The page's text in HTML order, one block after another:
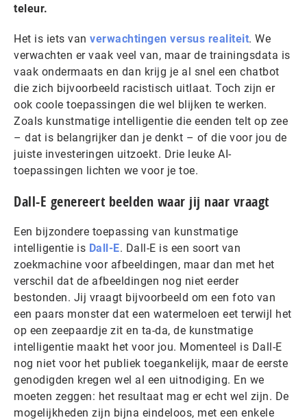
teleur.
Het is iets van verwachtingen versus realiteit. We
verwachten er vaak veel van, maar de trainingsdata is
vaak ondermaats en dan krijg je al snel een chatbot
die zich bijvoorbeeld racistisch uitlaat. Toch zijn er
ook coole toepassingen die wel blijken te werken.
Zoals kunstmatige intelligentie die eenden telt op zee
­– dat is belangrijker dan je denkt – of die voor jou de
juiste investeringen uitzoekt. Drie leuke AI-
toepassingen lichten we voor je toe.
Dall-E genereert beelden waar jij naar vraagt
Een bijzondere toepassing van kunstmatige
intelligentie is Dall-E. Dall-E is een soort van
zoekmachine voor afbeeldingen, maar dan met het
verschil dat de afbeeldingen nog niet eerder
bestonden. Jij vraagt bijvoorbeeld om een foto van
een paars monster dat een watermeloen eet terwijl het
op een zeepaardje zit en ta-da, de kunstmatige
intelligentie maakt het voor jou. Momenteel is Dall-E
nog niet voor het publiek toegankelijk, maar de eerste
genodigden kregen wel al een uitnodiging. En we
moeten zeggen: het resultaat mag er echt wel zijn. De
mogelijkheden zijn bijna eindeloos, met een enkele